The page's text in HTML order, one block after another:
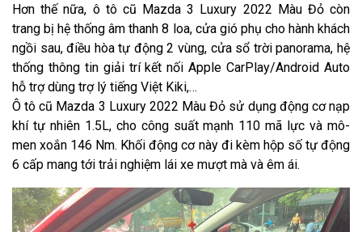
Hơn thế nữa, ô tô cũ Mazda 3 Luxury 2022 Màu Đỏ còn
trang bị hệ thống âm thanh 8 loa, cửa gió phụ cho hành khách
ngồi sau, điều hòa tự động 2 vùng, cửa sổ trời panorama, hệ
thống thông tin giải trí kết nối Apple CarPlay/Android Auto
hỗ trợ dùng trợ lý tiếng Việt Kiki,…
Ô tô cũ Mazda 3 Luxury 2022 Màu Đỏ sử dụng động cơ nạp
khí tự nhiên 1.5L, cho công suất mạnh 110 mã lực và mô-
men xoắn 146 Nm. Khối động cơ này đi kèm hộp số tự động
6 cấp mang tới trải nghiệm lái xe mượt mà và êm ái.